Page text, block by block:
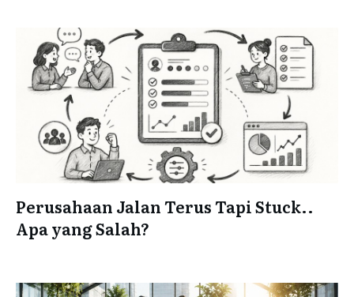
Perusahaan Jalan Terus Tapi Stuck..
Apa yang Salah?